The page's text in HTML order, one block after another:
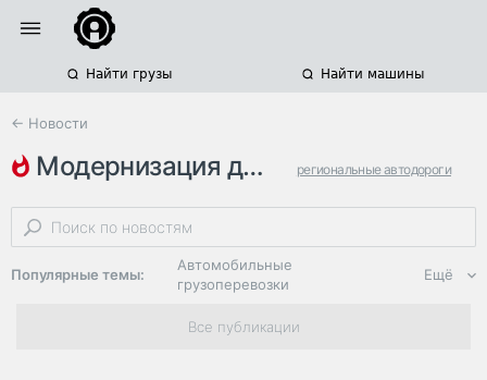
Найти грузы Найти машины
← Новости
модернизация дорог региональные автодороги
федеральные автодороги планы на 2025 год
Популярные темы:
Автомобильные
грузоперевозки
Региональная
логистика
Ещё
Все публикации